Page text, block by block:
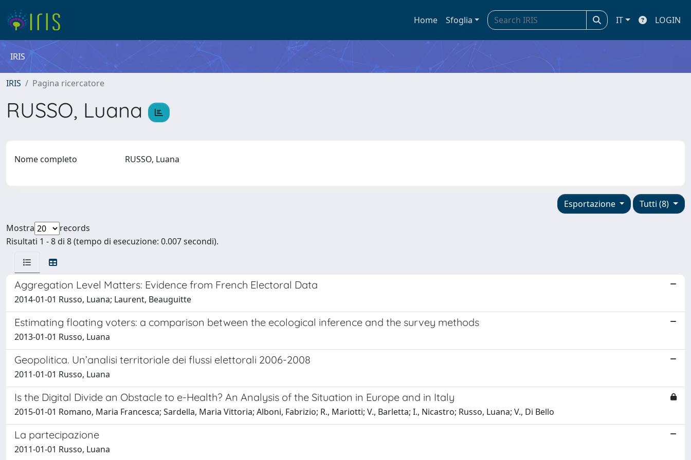
Home Sfoglia IT LOGIN
IRIS
IRIS Pagina ricercatore
RUSSO, Luana
Nome completo RUSSO, Luana
Tutti (8)
Esportazione
Mostra
records
Risultati 1 - 8 di 8 (tempo di esecuzione: 0.007 secondi).
Aggregation Level Matters: Evidence from French Electoral Data
2014-01-01 Russo, Luana; Laurent, Beauguitte
Estimating floating voters: a comparison between the ecological inference and the survey methods
2013-01-01 Russo, Luana
Geopolitica. Un’analisi territoriale dei flussi elettorali 2006-2008
2011-01-01 Russo, Luana
Is the Digital Divide an Obstacle to e-Health? An Analysis of the Situation in Europe and in Italy
2015-01-01 Romano, Maria Francesca; Sardella, Maria Vittoria; Alboni, Fabrizio; R., Mariotti; V., Barletta; I., Nicastro; Russo, Luana; V., Di Bello
La partecipazione
2011-01-01 Russo, Luana